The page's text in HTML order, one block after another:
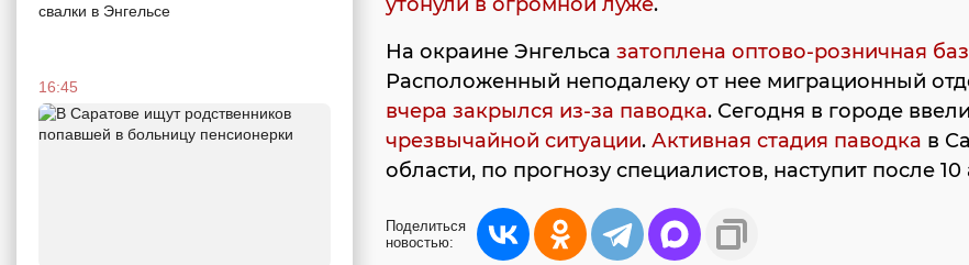
свалки в Энгельсе
16:45
На окраине Энгельса затоплена оптово-розничная
Расположенный неподалеку от нее миграционный
вчера закрылся из-за паводка. Сегодня в городе ввели
чрезвычайной ситуации. Активная стадия паводка в
области, по прогнозу специалистов, наступит после 10
Поделиться
новостью: